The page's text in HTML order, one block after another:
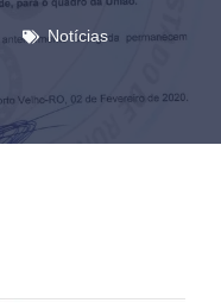
Notícias